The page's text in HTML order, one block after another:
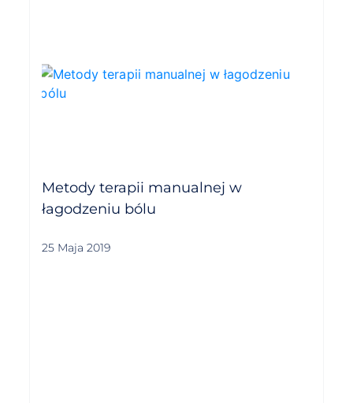
Metody terapii manualnej w
łagodzeniu bólu
25 Maja 2019